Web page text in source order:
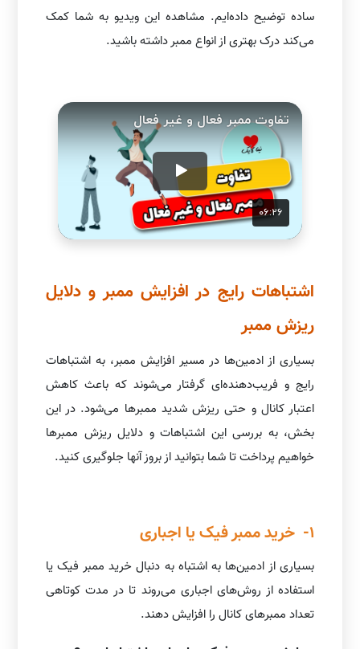
ساده توضیح داده‌ایم. مشاهده این ویدیو به شما کمک
می‌کند درک بهتری از انواع ممبر داشته باشید.
اشتباهات رایج در افزایش ممبر و دلایل
ریزش ممبر
بسیاری از ادمین‌ها در مسیر افزایش ممبر، به اشتباهات
رایج و فریب‌دهنده‌ای گرفتار می‌شوند که باعث کاهش
اعتبار کانال و حتی ریزش شدید ممبرها می‌شود. در این
بخش، به بررسی این اشتباهات و دلایل ریزش ممبرها
خواهیم پرداخت تا شما بتوانید از بروز آنها جلوگیری کنید.
1- خرید ممبر فیک یا اجباری
بسیاری از ادمین‌ها به اشتباه به دنبال خرید ممبر فیک یا
استفاده از روش‌های اجباری می‌روند تا در مدت کوتاهی
تعداد ممبرهای کانال را افزایش دهند.